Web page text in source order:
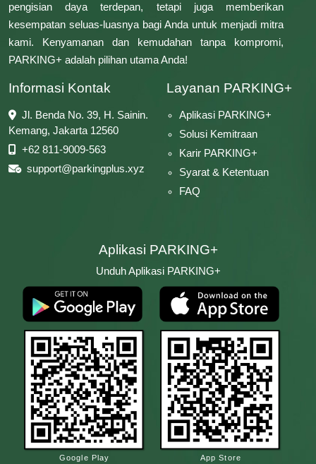
pengisian daya terdepan, tetapi juga memberikan
kesempatan seluas-luasnya bagi Anda untuk menjadi mitra
kami. Kenyamanan dan kemudahan tanpa kompromi,
PARKING+ adalah pilihan utama Anda!
Informasi Kontak
Jl. Benda No. 39, H. Sainin.
Kemang, Jakarta 12560
+62 811-9009-563
support@parkingplus.xyz
Layanan PARKING+
Aplikasi PARKING+
Solusi Kemitraan
Karir PARKING+
Syarat & Ketentuan
FAQ
Aplikasi PARKING+
Unduh Aplikasi PARKING+
Google Play App Store